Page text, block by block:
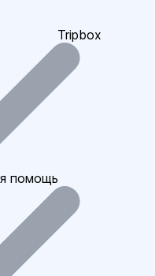
Tripbox
помощь